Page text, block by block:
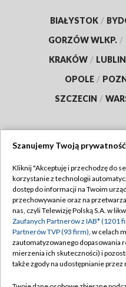
BIAŁYSTOK /
GORZÓW WLKP. /
KRAKÓW / LUBLIN
OPOLE /
SZCZECIN /
Abonament TVP
Emisja w TVP
Centrum informacji TVP
Naziemna Telewizja
Szanujemy Twoją prywatność
Kliknij "Akceptuję i przechodzę do
korzystanie z technologii
dostęp do informacji na Twoim
przechowywanie oraz na
nas, czyli Telewizję Polską S.A. w
Zaufanych Partnerów z IAB* (1201
Partnerów TVP (93 firm), w celach
zautomatyzowanego dopasowania
mierzenia ich skuteczności) i
także zgody na udostępnianie przez